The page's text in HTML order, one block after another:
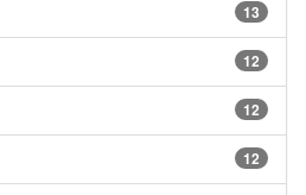
13
12
12
12